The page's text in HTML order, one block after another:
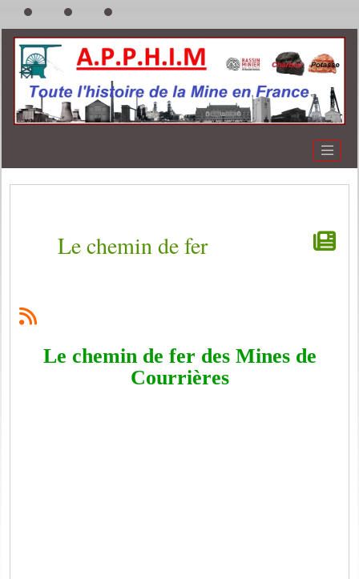
Le chemin de fer
Le chemin de fer des Mines de
Courrières